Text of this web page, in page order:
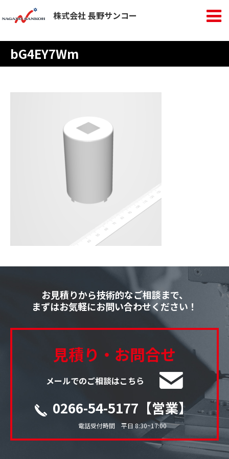
株式会社 長野サンコー
bG4EY7Wm
お見積りから技術的なご相談まで、
まずはお気軽にお問い合わせください！
見積り・お問合せ
メールでのご相談はこちら
0266-54-5177【営業】
電話受付時間 平日 8:30~17:00